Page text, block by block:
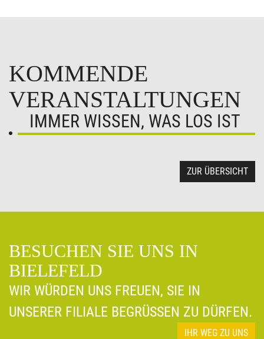
KOMMENDE
VERANSTALTUNGEN
IMMER WISSEN, WAS LOS IST
ZUR ÜBERSICHT
BESUCHEN SIE UNS IN
BIELEFELD
WIR WÜRDEN UNS FREUEN, SIE IN
UNSERER FILIALE BEGRÜSSEN ZU DÜRFEN.
IHR WEG ZU UNS